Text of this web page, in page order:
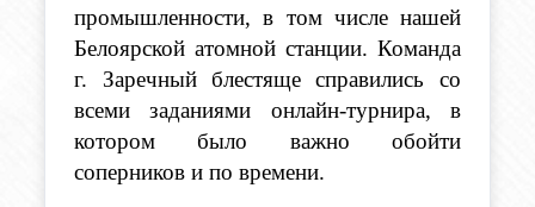
промышленности, в том числе нашей
Белоярской атомной станции. Команда
г. Заречный блестяще справились со
всеми заданиями онлайн-турнира, в
котором было важно обойти
соперников и по времени.